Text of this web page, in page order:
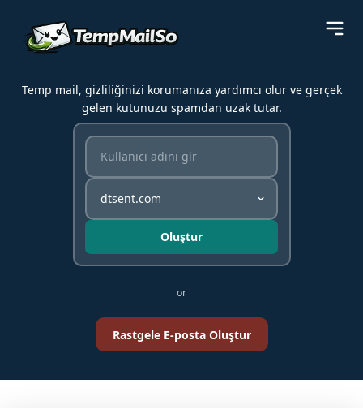
Temp mail, gizliliğinizi korumanıza yardımcı olur ve gerçek
gelen kutunuzu spamdan uzak tutar.
Oluştur
or
Rastgele E-posta Oluştur